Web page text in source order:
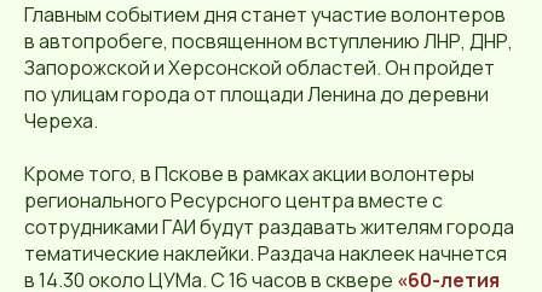
Главным событием дня станет участие волонтеров
в автопробеге, посвященном вступлению ЛНР, ДНР,
Запорожской и Херсонской областей. Он пройдет
по улицам города от площади Ленина до деревни
Череха.
Кроме того, в Пскове в рамках акции волонтеры
регионального Ресурсного центра вместе с
сотрудниками ГАИ будут раздавать жителям города
тематические наклейки. Раздача наклеек начнется
в 14.30 около ЦУМа. С 16 часов в сквере «60-летия